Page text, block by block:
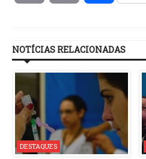
NOTÍCIAS RELACIONADAS
DESTAQUES